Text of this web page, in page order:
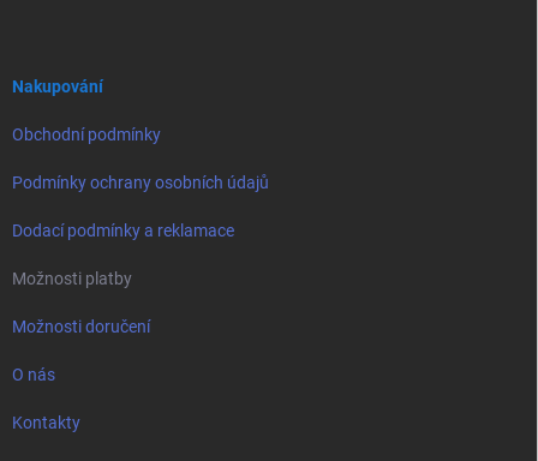
Nakupování
Obchodní podmínky
Podmínky ochrany osobních údajů
Dodací podmínky a reklamace
Možnosti platby
Možnosti doručení
O nás
Kontakty